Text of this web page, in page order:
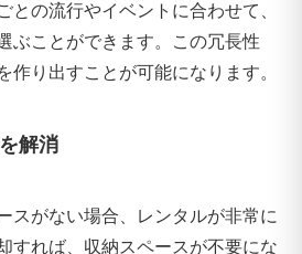
との流行やイベントに合わせて、
ぶことができます。この冗長性
作り出すことが可能になります。
解消
スがない場合、レンタルが非常に
すれば、収納スペースが不要にな